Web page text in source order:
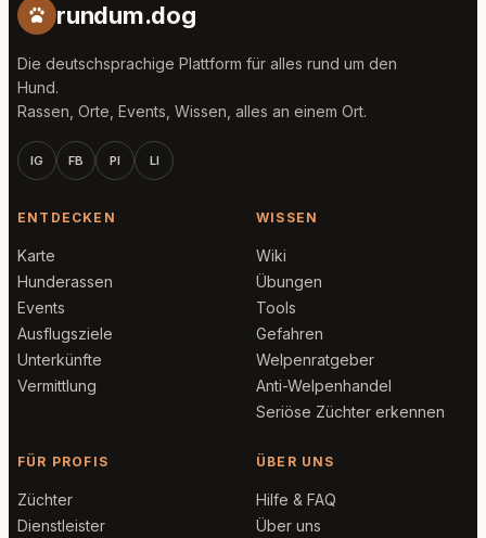
rundum.dog
Die deutschsprachige Plattform für alles rund um den
Hund.
Rassen, Orte, Events, Wissen, alles an einem Ort.
IG FB PI LI
ENTDECKEN
Karte
Hunderassen
Events
Ausflugsziele
Unterkünfte
Vermittlung
WISSEN
Wiki
Übungen
Tools
Gefahren
Welpenratgeber
Anti-Welpenhandel
Seriöse Züchter erkennen
FÜR PROFIS
Züchter
Dienstleister
ÜBER UNS
Hilfe & FAQ
Über uns